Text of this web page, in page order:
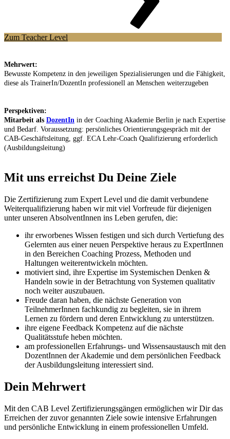
Zum Teacher Level
Mehrwert:
Bewusste Kompetenz in den jeweiligen Spezialisierungen und die Fähigkeit,
diese als TrainerIn/DozentIn professionell an Menschen weiterzugeben
Perspektiven:
Mitarbeit als DozentIn in der Coaching Akademie Berlin je nach Expertise
und Bedarf. Voraussetzung: persönliches Orientierungsgespräch mit der
CAB-Geschäftsleitung, ggf. ECA Lehr-Coach Qualifizierung erforderlich
(Ausbildungsleitung)
Mit uns erreichst Du Deine Ziele
Die Zertifizierung zum Expert Level und die damit verbundene
Weiterqualifizierung haben wir mit viel Vorfreude für diejenigen
unter unseren AbsolventInnen ins Leben gerufen, die:
ihr erworbenes Wissen festigen und sich durch Vertiefung des
Gelernten aus einer neuen Perspektive heraus zu ExpertInnen
in den Bereichen Coaching Prozess, Methoden und
Haltungen weiterentwickeln möchten.
motiviert sind, ihre Expertise im Systemischen Denken &
Handeln sowie in der Betrachtung von Systemen qualitativ
noch weiter auszubauen.
Freude daran haben, die nächste Generation von
TeilnehmerInnen fachkundig zu begleiten, sie in ihrem
Lernen zu fördern und deren Entwicklung zu unterstützen.
ihre eigene Feedback Kompetenz auf die nächste
Qualitätsstufe heben möchten.
am professionellen Erfahrungs- und Wissensaustausch mit den
DozentInnen der Akademie und dem persönlichen Feedback
der Ausbildungsleitung interessiert sind.
Dein Mehrwert
Mit den CAB Level Zertifizierungsgängen ermöglichen wir Dir das
Erreichen der zuvor genannten Ziele sowie intensive Erfahrungen
und persönliche Entwicklung in einem professionellen Umfeld.